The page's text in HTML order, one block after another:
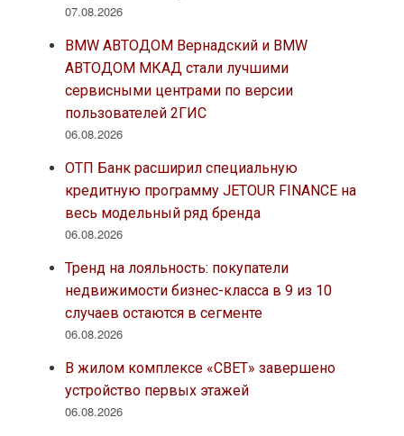
07.08.2026
BMW АВТОДОМ Вернадский и BMW
АВТОДОМ МКАД стали лучшими
сервисными центрами по версии
пользователей 2ГИС
06.08.2026
ОТП Банк расширил специальную
кредитную программу JETOUR FINANCE на
весь модельный ряд бренда
06.08.2026
Тренд на лояльность: покупатели
недвижимости бизнес-класса в 9 из 10
случаев остаются в сегменте
06.08.2026
В жилом комплексе «СВЕТ» завершено
устройство первых этажей
06.08.2026